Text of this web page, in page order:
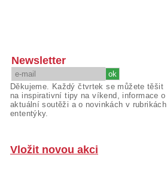
Newsletter
Děkujeme. Každý čtvrtek se můžete těšit
na inspirativní tipy na víkend, informace o
aktuální soutěži a o novinkách v rubrikách
ententýky.
Vložit novou akci